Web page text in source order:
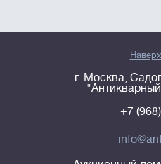
Наверх
г. Москва,
+7